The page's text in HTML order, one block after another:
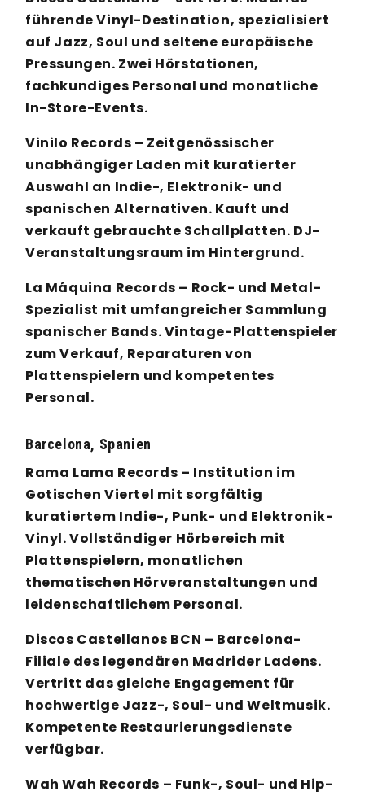
führende Vinyl-Destination, spezialisiert
auf Jazz, Soul und seltene europäische
Pressungen. Zwei Hörstationen,
fachkundiges Personal und monatliche
In-Store-Events.
Vinilo Records – Zeitgenössischer
unabhängiger Laden mit kuratierter
Auswahl an Indie-, Elektronik- und
spanischen Alternativen. Kauft und
verkauft gebrauchte Schallplatten. DJ-
Veranstaltungsraum im Hintergrund.
La Máquina Records – Rock- und Metal-
Spezialist mit umfangreicher Sammlung
spanischer Bands. Vintage-Plattenspieler
zum Verkauf, Reparaturen von
Plattenspielern und kompetentes
Personal.
Barcelona, Spanien
Rama Lama Records – Institution im
Gotischen Viertel mit sorgfältig
kuratiertem Indie-, Punk- und Elektronik-
Vinyl. Vollständiger Hörbereich mit
Plattenspielern, monatlichen
thematischen Hörveranstaltungen und
leidenschaftlichem Personal.
Discos Castellanos BCN – Barcelona-
Filiale des legendären Madrider Ladens.
Vertritt das gleiche Engagement für
hochwertige Jazz-, Soul- und Weltmusik.
Kompetente Restaurierungsdienste
verfügbar.
Wah Wah Records – Funk-, Soul- und Hip-